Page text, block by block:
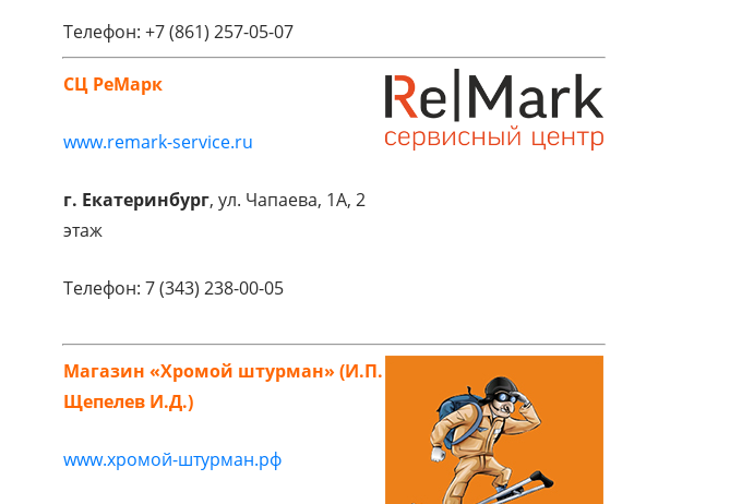
Телефон: +7 (861) 257-05-07
СЦ РеМарк
www.remark-service.ru
г. Екатеринбург, ул. Чапаева, 1А, 2
этаж
Телефон: 7 (343) 238-00-05
Магазин «Хромой штурман» (И.П.
Щепелев И.Д.)
www.хромой-штурман.рф